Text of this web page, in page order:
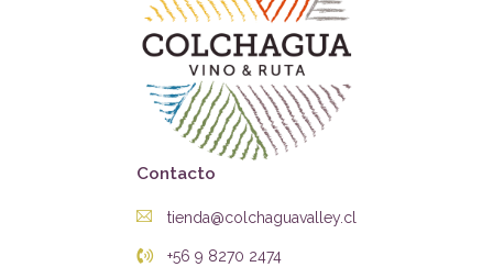
Contacto
tienda@colchaguavalley.cl
+56 9 8270 2474